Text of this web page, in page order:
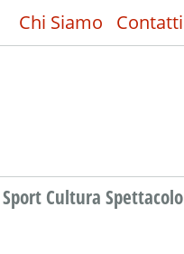
Chi Siamo Contatti
Sport Cultura Spettacolo